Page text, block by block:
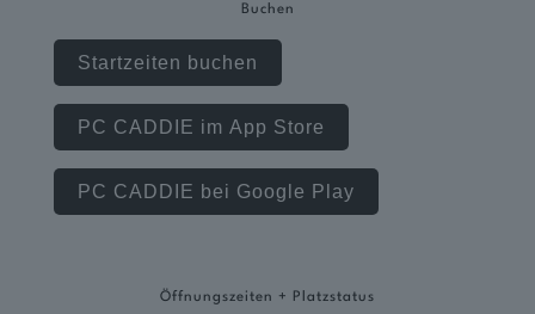
Buchen
Startzeiten buchen
PC CADDIE im App Store
PC CADDIE bei Google Play
Öffnungszeiten + Platzstatus